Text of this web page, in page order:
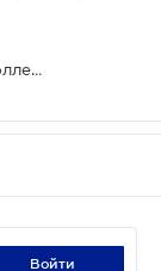
Нардепы хотят защитить должников от коллекторов
войти